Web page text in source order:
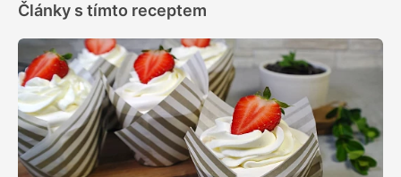
Články s tímto receptem